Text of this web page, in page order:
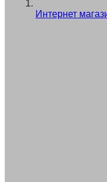
Интернет